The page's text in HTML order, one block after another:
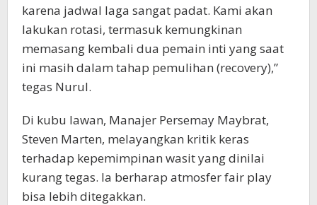
karena jadwal laga sangat padat. Kami akan
lakukan rotasi, termasuk kemungkinan
memasang kembali dua pemain inti yang saat
ini masih dalam tahap pemulihan (recovery),”
tegas Nurul.
Di kubu lawan, Manajer Persemay Maybrat,
Steven Marten, melayangkan kritik keras
terhadap kepemimpinan wasit yang dinilai
kurang tegas. Ia berharap atmosfer fair play
bisa lebih ditegakkan.